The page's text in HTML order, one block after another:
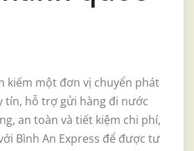
kiếm một đơn vị chuyển phát
tín, hỗ trợ gửi hàng đi nước
an toàn và tiết kiệm chi phí,
Bình An Express để được tư